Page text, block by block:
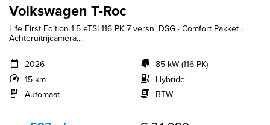
Volkswagen T-Roc
Life First Edition 1.5 eTSI 116 PK 7 versn. DSG · Comfort Pakket ·
Achteruitrijcamera...
2026
15 km
Automaat
85 kW (116 PK)
Hybride
BTW